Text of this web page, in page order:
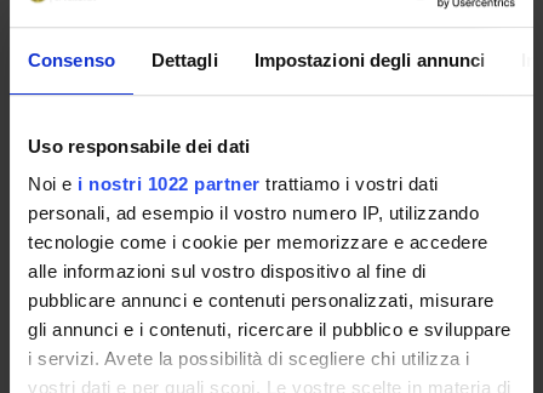
Consenso Dettagli Impostazioni degli annunci
Uso responsabile dei dati
Noi e i nostri 1022 partner trattiamo i vostri dati
personali, ad esempio il vostro numero IP, utilizzando
tecnologie come i cookie per memorizzare e accedere
alle informazioni sul vostro dispositivo al fine di
pubblicare annunci e contenuti personalizzati, misurare
gli annunci e i contenuti, ricercare il pubblico e sviluppare
i servizi. Avete la possibilità di scegliere chi utilizza i
vostri dati e per quali scopi. Le vostre scelte in materia di
OFFERTA FORMATIVA
CORSI DI STUDIO
DOTTORATI DI RICERCA E FORMAZIONE
SUPERIORE
Contatti
Persone
Luoghi